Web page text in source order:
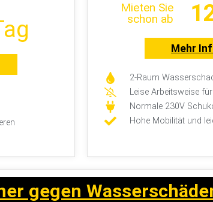
Mieten Sie
schon ab
Mehr
2-Raum
Leise Arbeitsweise
Normale 230V
Hohe Mobilität und
gegen